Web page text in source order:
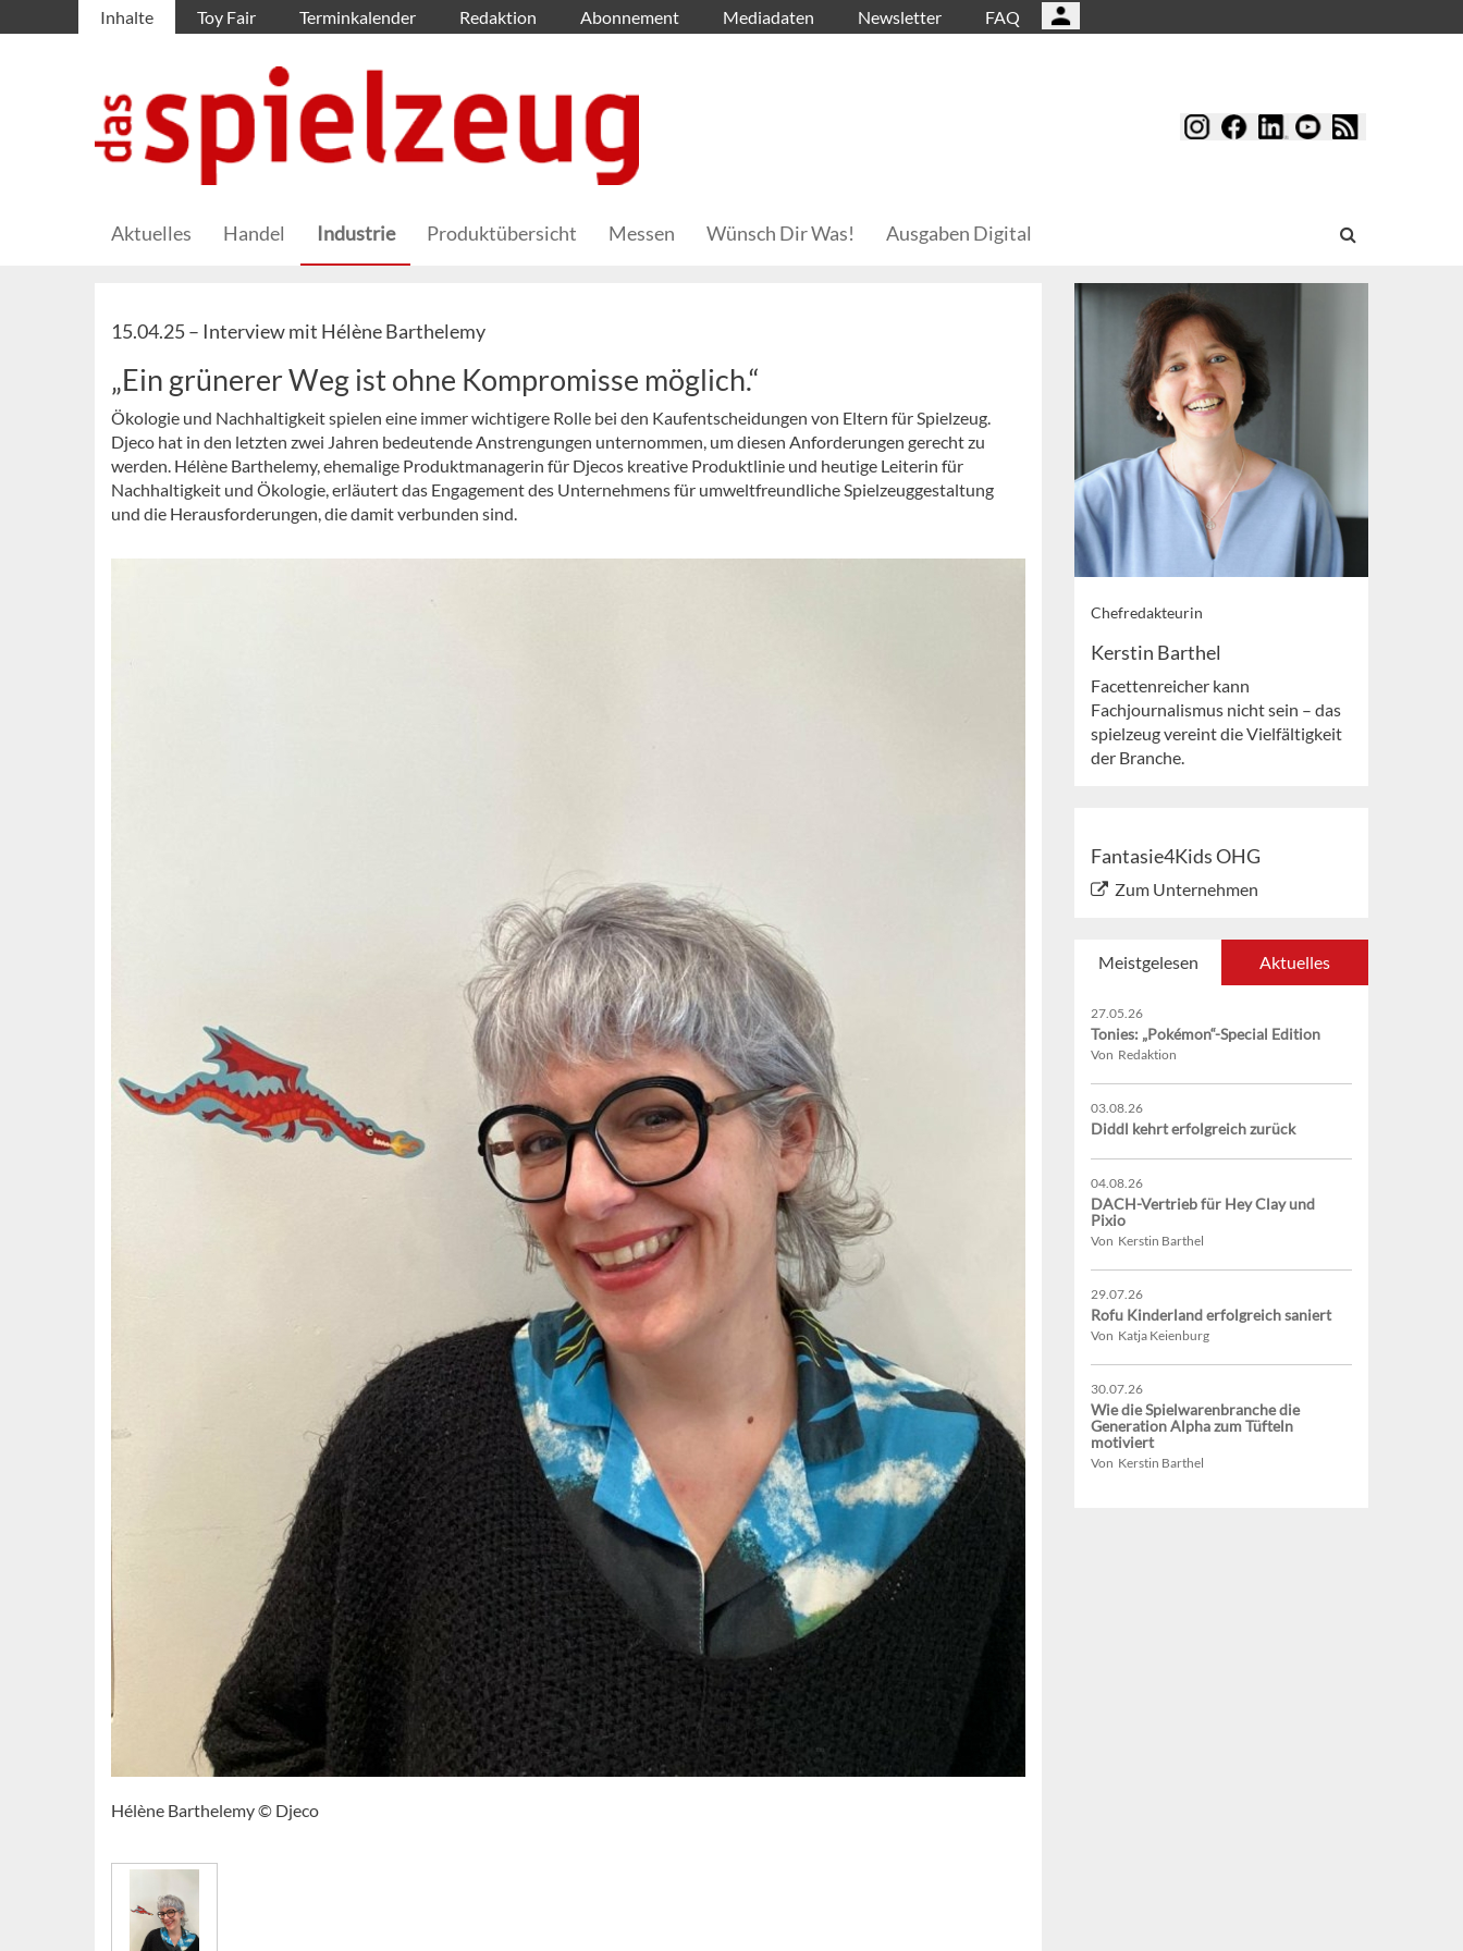
Inhalte Toy Fair Terminkalender Redaktion Abonnement Mediadaten Newsletter FAQ
Aktuelles Handel Industrie Produktübersicht Messen Wünsch Dir Was! Ausgaben Digital
15.04.25 – Interview mit Hélène Barthelemy
„Ein grünerer Weg ist ohne Kompromisse möglich.“
Ökologie und Nachhaltigkeit spielen eine immer wichtigere Rolle bei den Kaufentscheidungen von Eltern für Spielzeug.
Djeco hat in den letzten zwei Jahren bedeutende Anstrengungen unternommen, um diesen Anforderungen gerecht zu
werden. Hélène Barthelemy, ehemalige Produktmanagerin für Djecos kreative Produktlinie und heutige Leiterin für
Nachhaltigkeit und Ökologie, erläutert das Engagement des Unternehmens für umweltfreundliche Spielzeuggestaltung
und die Herausforderungen, die damit verbunden sind.
Hélène Barthelemy © Djeco
Chefredakteurin
Kerstin Barthel
Facettenreicher kann
Fachjournalismus nicht sein – das
spielzeug vereint die Vielfältigkeit
der Branche.
Fantasie4Kids OHG
Zum Unternehmen
Meistgelesen Aktuelles
27.05.26
Tonies: „Pokémon“-Special Edition
Von Redaktion
03.08.26
Diddl kehrt erfolgreich zurück
04.08.26
DACH-Vertrieb für Hey Clay und
Pixio
Von Kerstin Barthel
29.07.26
Rofu Kinderland erfolgreich saniert
Von Katja Keienburg
30.07.26
Wie die Spielwarenbranche die
Generation Alpha zum Tüfteln
motiviert
Von Kerstin Barthel